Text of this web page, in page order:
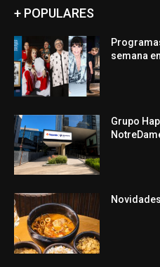
+ POPULARES
semana
Grupo